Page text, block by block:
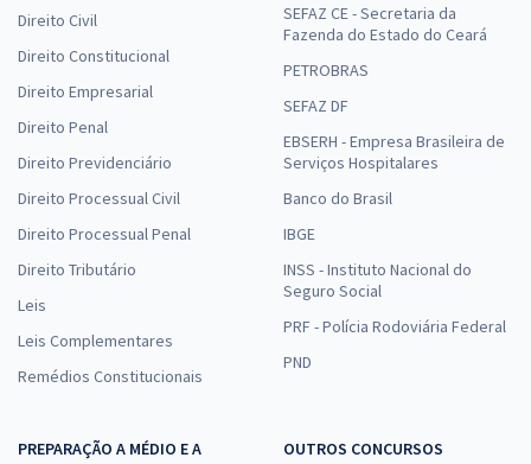
Direito Civil
Direito Constitucional
Direito Empresarial
Direito Penal
Direito Previdenciário
Direito Processual Civil
Direito Processual Penal
Direito Tributário
Leis
Leis Complementares
Remédios Constitucionais
SEFAZ CE - Secretaria da
Fazenda do Estado do Ceará
PETROBRAS
SEFAZ DF
EBSERH - Empresa Brasileira de
Serviços Hospitalares
Banco do Brasil
IBGE
INSS - Instituto Nacional do
Seguro Social
PRF - Polícia Rodoviária Federal
PND
PREPARAÇÃO A MÉDIO E A
OUTROS CONCURSOS